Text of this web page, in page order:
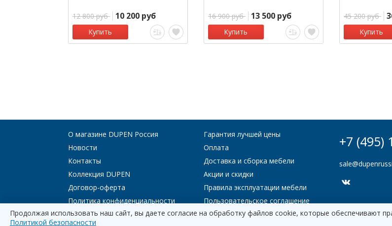
12 800 руб 10 200 руб
Купить
16 900 руб 13 500 руб
Купить
45 200 руб
Купить
О магазине DUPEN Россия
Новости
Контакты
Коллекция DUPEN
Договор-оферта
Политика конфиденциальности
Гарантия лучшей цены
Оплата
Доставка и сборка мебели
Акции и скидки
Правила эксплуатации мебели
Пользовательское соглашение
+7 (495)
Продолжая использовать наш сайт, вы даете согласие на обработку файлов cookie, которые обеспечивают
Политикой безопасности